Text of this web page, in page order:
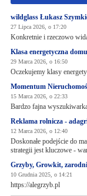
wildglass Łukasz
27 Lipca 2026, o 17:20
Konkretnie i rzeczowo
Klasa energetyczna
29 Marca 2026, o 16:50
Oczekujemy klasy
Momentum
15 Marca 2026, o 22:33
Bardzo fajna
Reklama rolnicza -
12 Marca 2026, o 12:40
Doskonałe podejście do
strategii jest kluczowe -
Grzyby, Growkit,
10 Grudnia 2025, o 14:21
https://alegrzyb.pl